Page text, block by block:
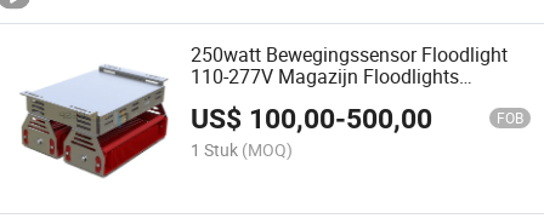
250watt Bewegingssensor Floodlight
110-277V Magazijn Floodlights
Waterdicht IP65
US$ 100,00-500,00 FOB
1 Stuk (MOQ)